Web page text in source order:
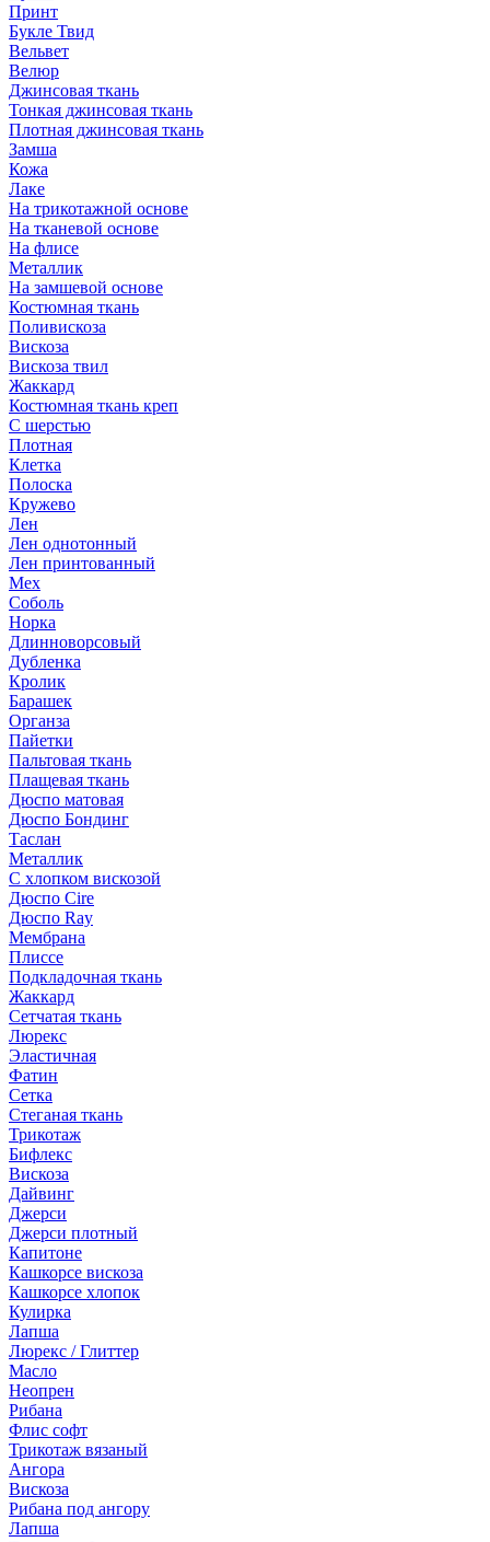
Принт
Букле Твид
Вельвет
Велюр
Джинсовая ткань
Тонкая джинсовая ткань
Плотная джинсовая ткань
Замша
Кожа
Лаке
На трикотажной основе
На тканевой основе
На флисе
Металлик
На замшевой основе
Костюмная ткань
Поливискоза
Вискоза
Вискоза твил
Жаккард
Костюмная ткань креп
С шерстью
Плотная
Клетка
Полоска
Кружево
Лен
Лен однотонный
Лен принтованный
Мех
Соболь
Норка
Длинноворсовый
Дубленка
Кролик
Барашек
Органза
Пайетки
Пальтовая ткань
Плащевая ткань
Дюспо матовая
Дюспо Бондинг
Таслан
Металлик
С хлопком вискозой
Дюспо Cire
Дюспо Ray
Мембрана
Плиссе
Подкладочная ткань
Жаккард
Сетчатая ткань
Люрекс
Эластичная
Фатин
Сетка
Стеганая ткань
Трикотаж
Бифлекс
Вискоза
Дайвинг
Джерси
Джерси плотный
Капитоне
Кашкорсе вискоза
Кашкорсе хлопок
Кулирка
Лапша
Люрекс / Глиттер
Масло
Неопрен
Рибана
Флис софт
Трикотаж вязаный
Ангора
Вискоза
Рибана под ангору
Лапша